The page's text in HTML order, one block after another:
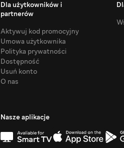
Dla użytkowników i
partnerów
Aktywuj kod promocyjny
Umowa użytkownika
Polityka prywatności
Dostępność
Usuń konto
O nas
Nasze aplikacje